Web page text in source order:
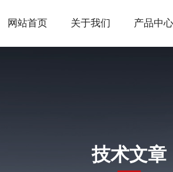
网站首页 关于我们 产品中心
技术文章